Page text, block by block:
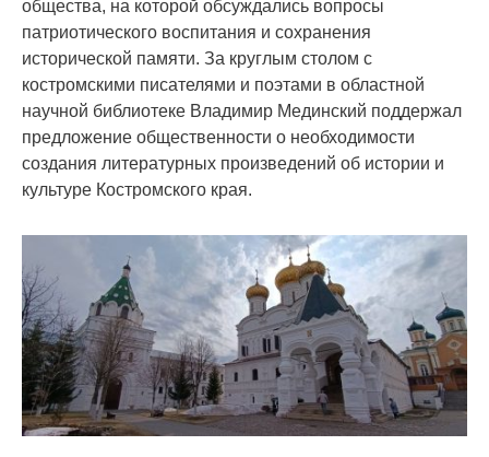
общества, на которой обсуждались вопросы
патриотического воспитания и сохранения
исторической памяти. За круглым столом с
костромскими писателями и поэтами в областной
научной библиотеке Владимир Мединский поддержал
предложение общественности о необходимости
создания литературных произведений об истории и
культуре Костромского края.